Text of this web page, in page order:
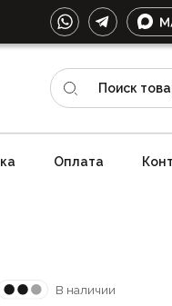
Оплата
В наличии